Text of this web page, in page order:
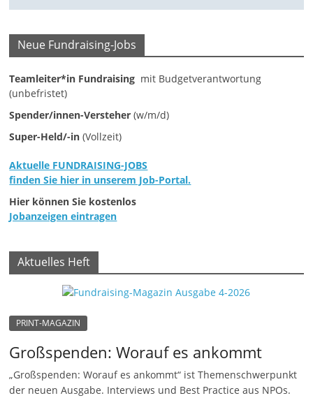
z
i
n
z
i
a
l
a
t
i
Neue Fundraising-Jobs
Teamleiter*in Fundraising mit Budgetverantwortung
(unbefristet)
Spender/innen-Versteher (w/m/d)
Super-Held/-in (Vollzeit)
Aktuelle FUNDRAISING-JOBS
finden Sie hier in unserem Job-Portal.
Hier können Sie kostenlos
Jobanzeigen eintragen
Aktuelles Heft
PRINT-MAGAZIN
Großspenden: Worauf es ankommt
„Großspenden: Worauf es ankommt“ ist Themenschwerpunkt
der neuen Ausgabe. Interviews und Best Practice aus NPOs.